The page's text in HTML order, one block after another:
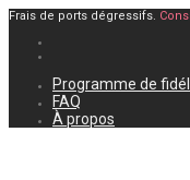
Frais de ports dégressifs.
Programme de
FAQ
À propos